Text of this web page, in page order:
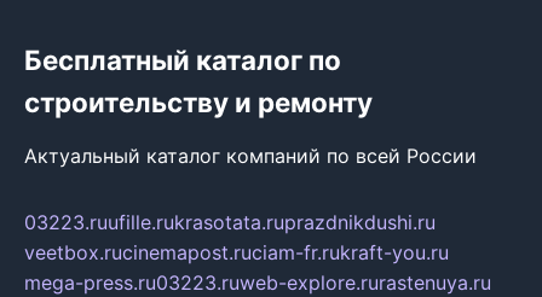
Бесплатный каталог по
строительству и ремонту
Актуальный каталог компаний по всей России
03223.ruufille.rukrasotata.ruprazdnikdushi.ru
veetbox.rucinemapost.ruciam-fr.rukraft-you.ru
mega-press.ru03223.ruweb-explore.rurastenuya.ru